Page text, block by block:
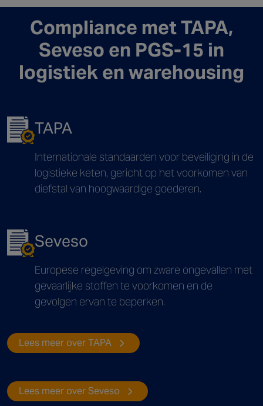
Compliance met TAPA,
Seveso en PGS-15 in
logistiek en warehousing
TAPA
Internationale standaarden voor beveiliging in de
logistieke keten, gericht op het voorkomen van
diefstal van hoogwaardige goederen.
Seveso
Europese regelgeving om zware ongevallen met
gevaarlijke stoffen te voorkomen en de
gevolgen ervan te beperken.
Lees meer over TAPA
Lees meer over Seveso